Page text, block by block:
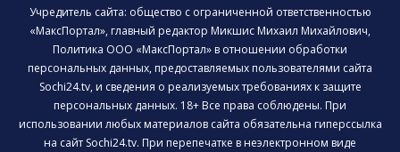
Учредитель сайта: общество с ограниченной ответственностью
«МаксПортал», главный редактор Микшис Михаил Михайлович,
Политика ООО «МаксПортал» в отношении обработки
персональных данных, предоставляемых пользователями сайта
Sochi24.tv, и сведения о реализуемых требованиях к защите
персональных данных. 18+ Все права соблюдены. При
использовании любых материалов сайта обязательна гиперссылка
на сайт Sochi24.tv. При перепечатке в неэлектронном виде